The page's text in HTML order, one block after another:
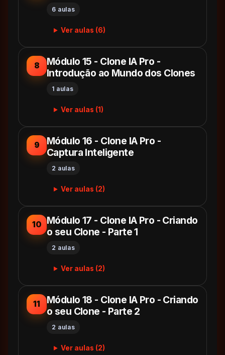
6 aulas
Ver aulas (6)
8
Módulo 15 - Clone IA Pro -
Introdução ao Mundo dos Clones
1 aulas
Ver aulas (1)
9
Módulo 16 - Clone IA Pro -
Captura Inteligente
2 aulas
Ver aulas (2)
10
Módulo 17 - Clone IA Pro - Criando
o seu Clone - Parte 1
2 aulas
Ver aulas (2)
11
Módulo 18 - Clone IA Pro - Criando
o seu Clone - Parte 2
2 aulas
Ver aulas (2)